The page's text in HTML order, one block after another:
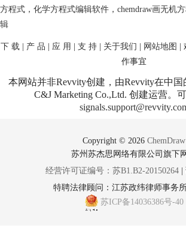
方程式 ， 化学方程式编辑软件 ， chemdraw画无机
辑
下 载 | 产 品 | 应 用 | 支 持 | 关于我们 | 网站地图 |
作事宜
本网站并非Revvity创建，由Revvity在中国
C&J Marketing Co.,Ltd. 创建运营。
Copyright © 2026 ChemDraw
苏州苏杰思网络有限公司旗下
经营许可证编号：苏B1.B2-20150264|
特聘法律顾问：江苏政纬律师事务
苏ICP备14036386号-40